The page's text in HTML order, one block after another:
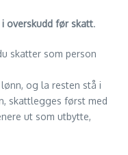
overskudd før skatt.
skatter som person
og la resten stå i
skattlegges først med
ut som utbytte,